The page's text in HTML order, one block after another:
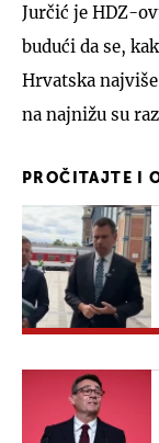
Jurčić je HDZ-
budući da se,
Hrvatska
na najnižu su
PROČITAJTE I